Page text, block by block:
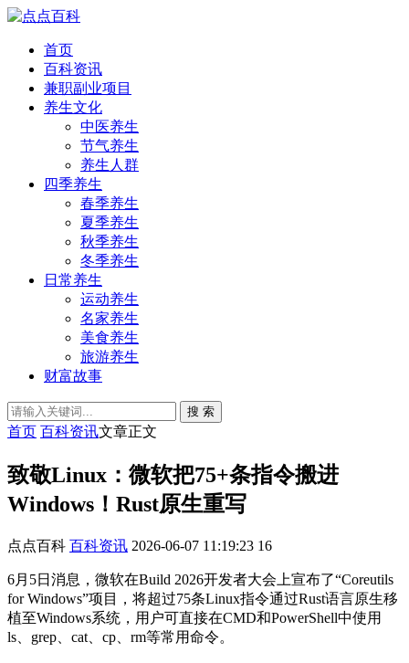
首页
百科资讯
兼职副业项目
养生文化
中医养生
节气养生
养生人群
四季养生
春季养生
夏季养生
秋季养生
冬季养生
日常养生
运动养生
名家养生
美食养生
旅游养生
财富故事
搜 索
首页 百科资讯文章正文
致敬Linux：微软把75+条指令搬进
Windows！Rust原生重写
点点百科 百科资讯 2026-06-07 11:19:23 16
6月5日消息，微软在Build 2026开发者大会上宣布了“Coreutils
for Windows”项目，将超过75条Linux指令通过Rust语言原生移
植至Windows系统，用户可直接在CMD和PowerShell中使用
ls、grep、cat、cp、rm等常用命令。